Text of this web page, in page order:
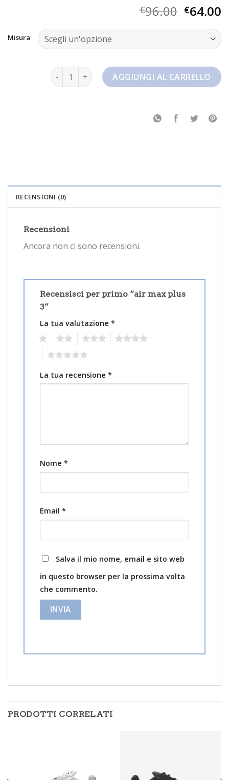
€96.00 €64.00
Misura
air max plus 3 quantitàAGGIUNGI AL CARRELLO
RECENSIONI (0)
Recensioni
Ancora non ci sono recensioni.
Recensisci per primo “air max plus
3”
La tua valutazione *
La tua recensione *
Nome *
Email *
Salva il mio nome, email e sito web
in questo browser per la prossima volta
che commento.
PRODOTTI CORRELATI